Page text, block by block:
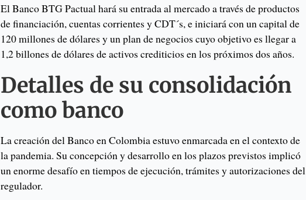
El Banco BTG Pactual hará su entrada al mercado a través de productos
de financiación, cuentas corrientes y CDT´s, e iniciará con un capital de
120 millones de dólares y un plan de negocios cuyo objetivo es llegar a
1,2 billones de dólares de activos crediticios en los próximos dos años.
Detalles de su consolidación
como banco
La creación del Banco en Colombia estuvo enmarcada en el contexto de
la pandemia. Su concepción y desarrollo en los plazos previstos implicó
un enorme desafío en tiempos de ejecución, trámites y autorizaciones del
regulador.